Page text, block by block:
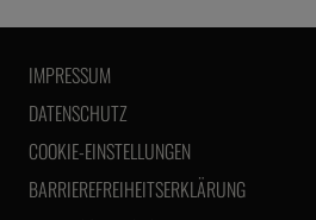
IMPRESSUM
DATENSCHUTZ
COOKIE-EINSTELLUNGEN
BARRIEREFREIHEITSERKLÄRUNG